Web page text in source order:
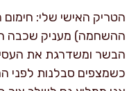
הטריק האישי שלי:
ההשחמה) מעניק שכבה
הבשר ומשדרגת את
כשמצפים סבלנות